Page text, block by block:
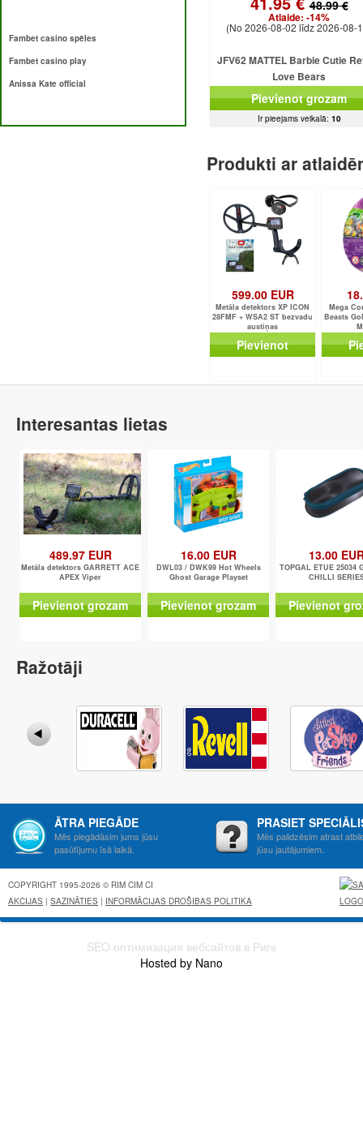
Fambet casino spēles
Fambet casino play
Anissa Kate official
48.99 €
Atlaide: -14%
(No 2026-08-02 līdz 2026-08-
JFV62 MATTEL Barbie Cutie
Love Bears
Pievienot grozam
Ir pieejams veikalā: 10
Produkti ar
599.00 EUR
Metāla detektors XP ICON
28FMF + WSA2 ST bezvadu
austiņas
Pievienot
Mega
Beasts
Interesantas lietas
489.97 EUR
Metāla detektors GARRETT ACE
APEX Viper
Pievienot grozam
16.00 EUR
DWL03 / DWK99 Hot Wheels
Ghost Garage Playset
Pievienot grozam
13.00
TOPGAL ETUE 25034
CHILLI
Pievienot
Ražotāji
ĀTRA PIEGĀDE
Mēs piegādāsim jums jūsu
pasūtījumu īsā laikā.
PRASIET
Mēs palidzēsim atrast
jūsu jautājumiem.
COPYRIGHT 1995-2026 © RIM CIM CI
AKCIJAS | SAZINĀTIES | INFORMĀCIJAS DROŠIBAS POLITIKA
SEO оптимизация вебсайтов в Риге
Hosted by Nano